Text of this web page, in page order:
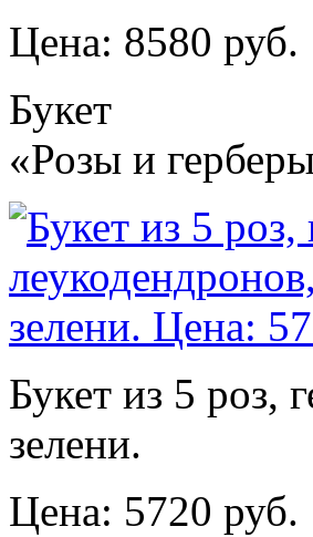
Цена: 8580 руб.
Букет
«Розы и
Букет из 5 роз,
зелени.
Цена: 5720 руб.